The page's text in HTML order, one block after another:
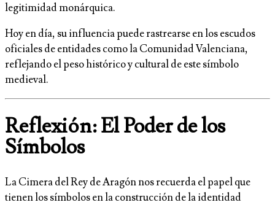
legitimidad monárquica.
Hoy en día, su influencia puede rastrearse en los escudos
oficiales de entidades como la Comunidad Valenciana,
reflejando el peso histórico y cultural de este símbolo
medieval.
Reflexión: El Poder de los
Símbolos
La Cimera del Rey de Aragón nos recuerda el papel que
tienen los símbolos en la construcción de la identidad